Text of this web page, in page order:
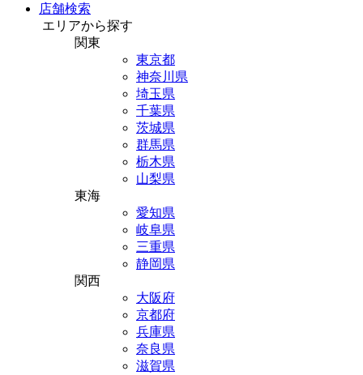
店舗検索
エリアから探す
関東
東京都
神奈川県
埼玉県
千葉県
茨城県
群馬県
栃木県
山梨県
東海
愛知県
岐阜県
三重県
静岡県
関西
大阪府
京都府
兵庫県
奈良県
滋賀県